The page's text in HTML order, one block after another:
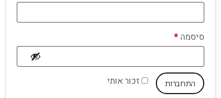
סיסמה*
זכור אותי התחברות